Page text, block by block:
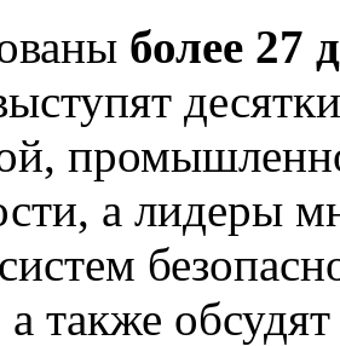
более 27
а лидеры
а также